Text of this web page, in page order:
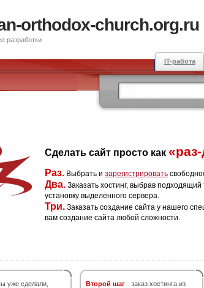
orthodox-church.org.ru
разработки
IT-работа
Сделать сайт просто как
Раз. Выбрать и зарегистрировать
Два. Заказать хостинг, выбрав
установку выделенного сервера.
Три. Заказать создание сайта у нашего
вам создание сайта любой сложности.
уже сделали,
Второй шаг - заказ хостинга из